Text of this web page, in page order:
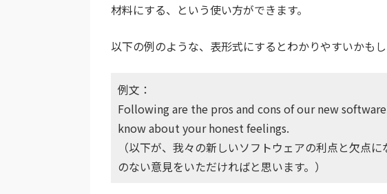
材料にする、という使い方ができます。
以下の例のような、表形式にするとわかりやすいかもし
例文：
Following are the pros and cons of our new
know about your honest feelings.
（以下が、我々の新しいソフトウェアの利点と欠点
のない意見をいただければと思います。）